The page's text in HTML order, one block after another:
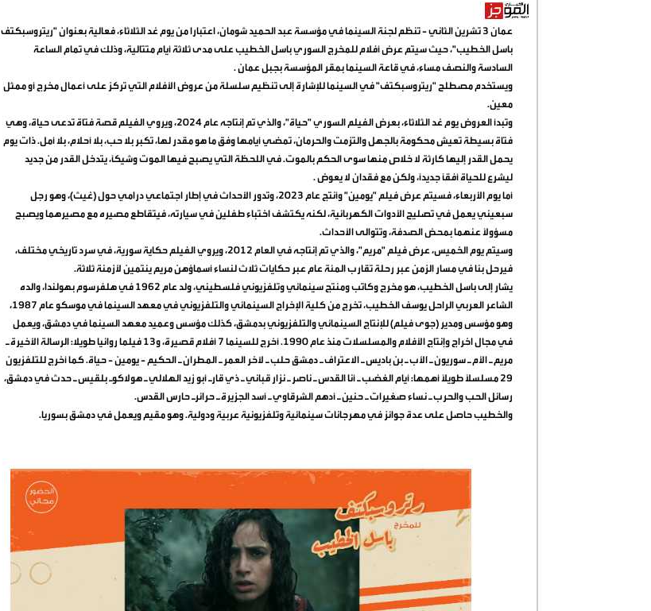
عمان 3 تشرين الثاني - تنظم لجنة السينما في مؤسسة عبد الحميد شومان، اعتبارا من يوم غد الثلاثاء، فعالية بعنوان "ريتروسبكتف
باسل الخطيب"، حيث سيتم عرض أفلام للمخرج السوري باسل الخطيب على مدى ثلاثة أيام متتالية، وذلك في تمام الساعة
السادسة والنصف مساء، في قاعة السينما بمقر المؤسسة بجبل عمان.
ويستخدم مصطلح "ريتروسبكتف" في السينما للإشارة إلى تنظيم سلسلة من عروض الأفلام التي تركز على أعمال مخرج أو ممثل
معين.
وتبدأ العروض يوم غد الثلاثاء، بعرض الفيلم السوري "حياة"، والذي تم إنتاجه عام 2024، ويروي الفيلم قصة فتاة تدعى حياة، وهي
فتاة بسيطة تعيش محكومة بالجهل والتزمت والحرمان، تمضي أيامها وفق ما هو مقدر لها، تكبر بلا حب، بلا أحلام، بلا أمل. ذات يوم
يحمل القدر إليها كارثة لا خلاص منها سوى الحكم بالموت. في اللحظة التي يصبح فيها الموت وشيكاً، يتدخل القدر من جديد
ليشرع للحياة أفقاً جديداً، ولكن مع فقدان لا يعوض.
أما يوم الأربعاء، فسيتم عرض فيلم "يومين" وأنتج عام 2023، وتدور الأحداث في إطار اجتماعي درامي حول (غيث)، وهو رجل
سبعيني يعمل في تصليح الأدوات الكهربائية، لكنه يكتشف اختباء طفلين في سيارته، فيتقاطع مصيره مع مصيرهما ويصبح
مسؤولًا عنهما بمحض الصدفة، وتتوالى الأحداث.
وسيتم يوم الخميس، عرض فيلم "مريم"، والذي تم إنتاجه في العام 2012، ويروي الفيلم حكاية سورية، في سرد تاريخي مختلف،
فيرحل بنا في مسار الزمن عبر رحلة تقارب المئة عام عبر حكايات ثلاث لنساء أسماؤهن مريم ينتمين لأزمنة ثلاثة.
يشار إلى باسل الخطيب، هو مخرج وكاتب ومنتج سينمائي وتلفزيوني فلسطيني، ولد عام 1962 في هلفرسوم بهولندا، والده
الشاعر العربي الراحل يوسف الخطيب، تخرج من كلية الإخراج السينمائي والتلفزيوني في معهد السينما في موسكو عام 1987،
وهو مؤسس ومدير (جوى فيلم) للإنتاج السينمائي والتلفزيوني بدمشق، كذلك مؤسس وعميد معهد السينما في دمشق، ويعمل
في مجال اخراج وإنتاج الأفلام والمسلسلات منذ عام 1990. أخرج للسينما 7 أفلام قصيرة، و13 فيلما روائيا طويلا: الرسالة الأخيرة ـ
مريم ـ الأم ـ سوريون ـ الأب ـ بن باديس ـ الاعتراف ـ دمشق حلب ـ لآخر العمر ـ المطران ـ الحكيم - يومين - حياة. كما أخرج للتلفزيون
29 مسلسلاً طويلاً أهمها: أيام الغضب ـ أنا القدس ـ ناصر ـ نزار قباني ـ ذي قارـ أبو زيد الهلالي ـ هولاكوـ بلقيس ـ حدث في دمشق،
رسائل الحب والحرب ـ نساء صغيرات ـ حنين ـ أدهم الشرقاوي ـ أسد الجزيرة ـ حرائرـ حارس القدس.
والخطيب حاصل على عدة جوائز في مهرجانات سينمائية وتلفزيونية عربية ودولية. وهو مقيم ويعمل في دمشق بسوريا.